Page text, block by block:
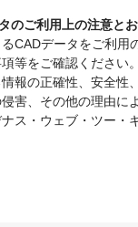
のご利用上の注意と
CADデータをご利用
等をご確認ください
報の正確性、安全性
害、その他の理由に
ス・ウェブ・ツー・